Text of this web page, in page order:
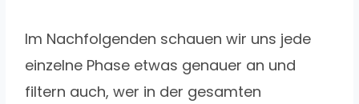
Im Nachfolgenden schauen wir uns jede
einzelne Phase etwas genauer an und
filtern auch, wer in der gesamten